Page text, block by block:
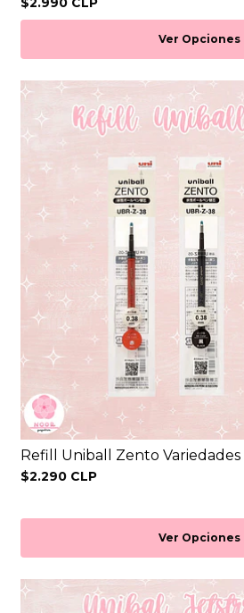
Ver Opciones
Refill Uniball Zento Variedades
$2.290 CLP
Ver Opciones